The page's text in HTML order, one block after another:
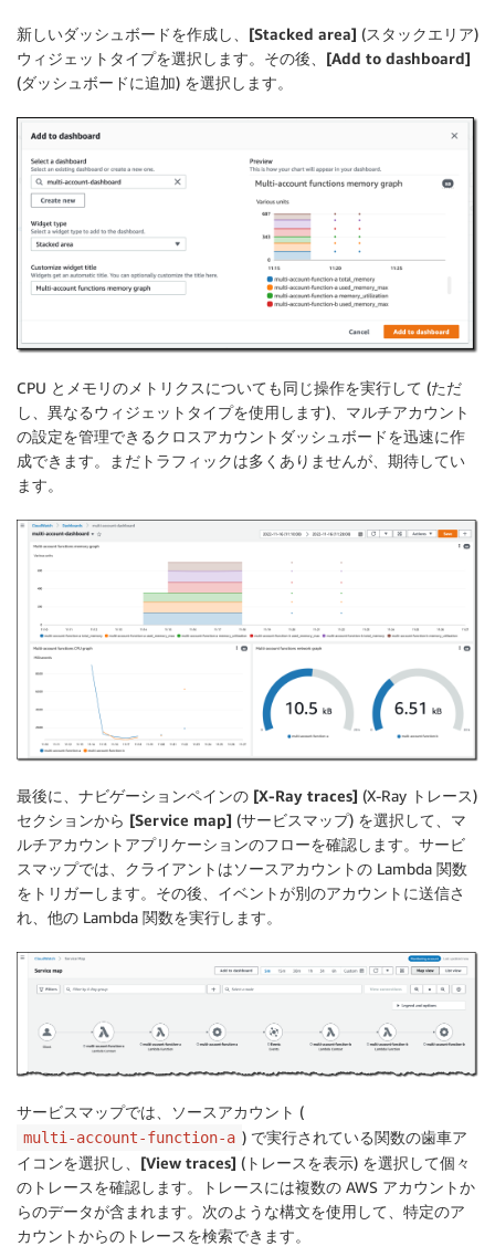
新しいダッシュボードを作成し、 [Stacked area] (スタックエリア)
ウィジェットタイプを選択します。その後、 [Add to dashboard]
(ダッシュボードに追加) を選択します。
CPU とメモリのメトリクスについても同じ操作を実行して (ただ
し、異なるウィジェットタイプを使用します)、マルチアカウント
の設定を管理できるクロスアカウントダッシュボードを迅速に作
成できます。まだトラフィックは多くありませんが、期待してい
ます。
最後に、ナビゲーションペインの [X-Ray traces] (X-Ray トレース)
セクションから [Service map] (サービスマップ) を選択して、マ
ルチアカウントアプリケーションのフローを確認します。サービ
スマップでは、クライアントはソースアカウントの Lambda 関数
をトリガーします。その後、イベントが別のアカウントに送信さ
れ、他の Lambda 関数を実行します。
サービスマップでは、ソースアカウント (
multi-account-function-a ) で実行されている関数の歯車ア
イコンを選択し、 [View traces] (トレースを表示) を選択して個々
のトレースを確認します。トレースには複数の AWS アカウントか
らのデータが含まれます。次のような構文を使用して、特定のア
カウントからのトレースを検索できます。